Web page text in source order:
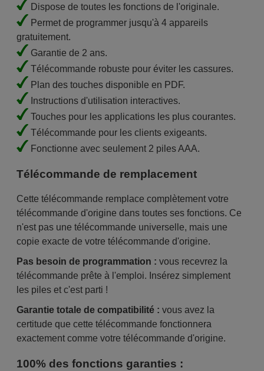
Dispose de toutes les fonctions de l'originale.
Permet de programmer jusqu'à 4 appareils
gratuitement.
Garantie de 2 ans.
Télécommande robuste pour éviter les cassures.
Plan des touches disponible en PDF.
Instructions d'utilisation interactives.
Touches pour les applications les plus courantes.
Télécommande pour les clients exigeants.
Fonctionne avec seulement 2 piles AAA.
Télécommande de remplacement
Cette télécommande remplace complètement votre
télécommande d'origine dans toutes ses fonctions. Ce
n'est pas une télécommande universelle, mais une
copie exacte de votre télécommande d'origine.
Pas besoin de programmation : vous recevrez la
télécommande prête à l'emploi. Insérez simplement
les piles et c'est parti !
Garantie totale de compatibilité : vous avez la
certitude que cette télécommande fonctionnera
exactement comme votre télécommande d'origine.
100% des fonctions garanties :